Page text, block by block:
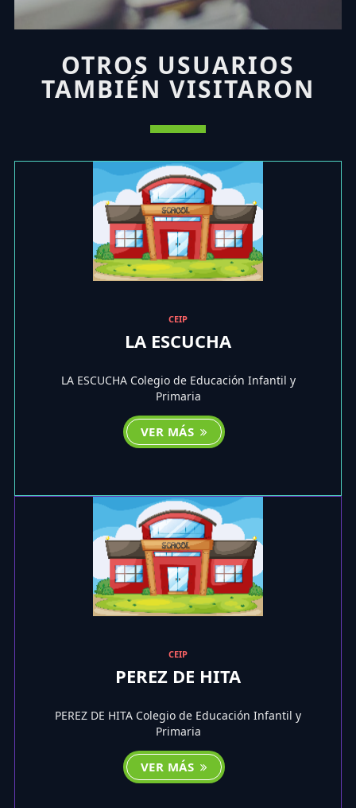
OTROS USUARIOS
TAMBIÉN VISITARON
CEIP
LA ESCUCHA
LA ESCUCHA Colegio de Educación Infantil y
Primaria
VER MÁS
CEIP
PEREZ DE HITA
PEREZ DE HITA Colegio de Educación Infantil y
Primaria
VER MÁS